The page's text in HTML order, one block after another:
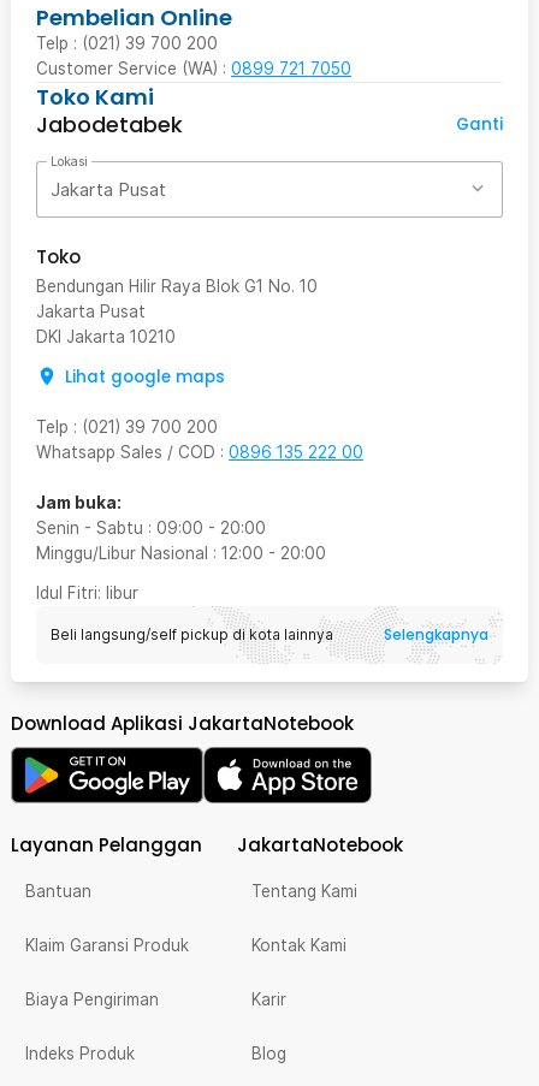
Pembelian Online
Telp : (021) 39 700 200
Customer Service (WA) : 0899 721 7050
Toko Kami
Jabodetabek
Ganti
Lokasi
Jakarta Pusat
Toko
Bendungan Hilir Raya Blok G1 No. 10
Jakarta Pusat
DKI Jakarta 10210
Lihat google maps
Telp : (021) 39 700 200
Whatsapp Sales / COD : 0896 135 222 00
Jam buka:
Senin - Sabtu : 09:00 - 20:00
Minggu/Libur Nasional : 12:00 - 20:00
Idul Fitri: libur
Beli langsung/self pickup di kota lainnya Selengkapnya
Download Aplikasi JakartaNotebook
Layanan Pelanggan
Bantuan
Klaim Garansi Produk
Biaya Pengiriman
Indeks Produk
JakartaNotebook
Tentang Kami
Kontak Kami
Karir
Blog